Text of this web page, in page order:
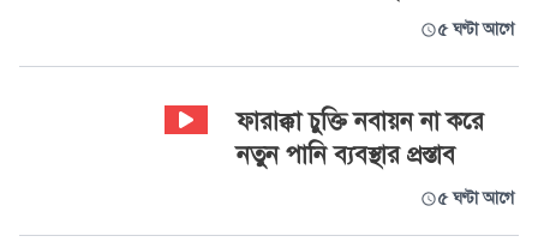
৫ ঘণ্টা আগে
ফারাক্কা চুক্তি নবায়ন না করে
নতুন পানি ব্যবস্থার প্রস্তাব
৫ ঘণ্টা আগে